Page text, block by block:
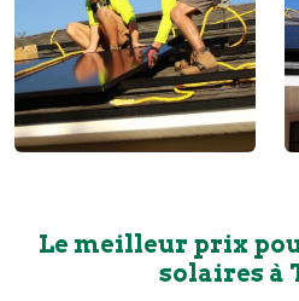
Le meilleur prix
solaires à